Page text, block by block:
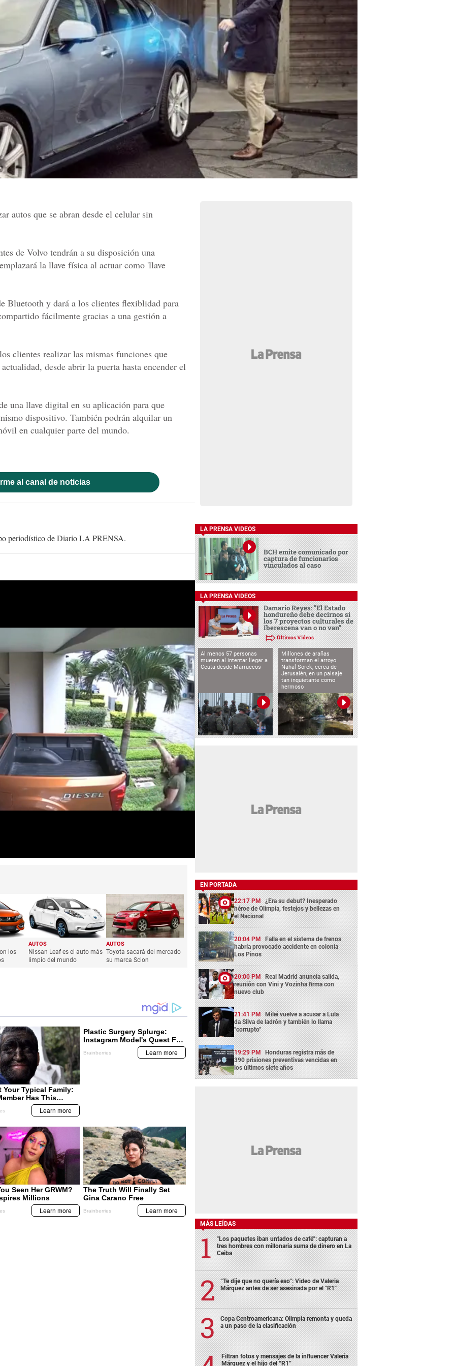
autos que se abran desde el celular sin
de Volvo tendrán a su disposición una
la llave física al actuar como 'llave
Bluetooth y dará a los clientes flexiblidad para
fácilmente gracias a una gestión a
clientes realizar las mismas funciones que
desde abrir la puerta hasta encender el
una llave digital en su aplicación para que
dispositivo. También podrán alquilar un
en cualquier parte del mundo.
al canal de noticias
periodístico de Diario LA PRENSA.
los
AUTOS
Nissan Leaf es el auto más
limpio del mundo
AUTOS
Toyota sacará del mercado
su marca Scion
LA PRENSA VIDEOS
BCH emite comunicado por
captura de funcionarios
vinculados al caso
LA PRENSA VIDEOS
Damario Reyes: "El Estado
hondureño debe decirnos si
los 7 proyectos culturales de
Iberescena van o no van"
Últimos Videos
Al menos 57 personas
mueren al intentar llegar a
Ceuta desde Marruecos
Millones de arañas
transforman el arroyo
Nahal Sorek, cerca de
Jerusalén, en un paisaje
tan inquietante como
hermoso
EN PORTADA
22:17 PM ¿Era su debut? Inesperado
héroe de Olimpia, festejos y bellezas en
el Nacional
20:04 PM Falla en el sistema de frenos
habría provocado accidente en colonia
Los Pinos
20:00 PM Real Madrid anuncia salida,
reunión con Vini y Vozinha firma con
nuevo club
21:41 PM Milei vuelve a acusar a Lula
da Silva de ladrón y también lo llama
"corrupto"
19:29 PM Honduras registra más de
390 prisiones preventivas vencidas en
los últimos siete años
MÁS LEÍDAS
"Los paquetes iban untados de café": capturan a
tres hombres con millonaria suma de dinero en La
Ceiba
“Te dije que no quería eso”: Video de Valeria
Márquez antes de ser asesinada por el "R1"
Copa Centroamericana: Olimpia remonta y queda
a un paso de la clasificación
Filtran fotos y mensajes de la influencer Valeria
Márquez y el hijo del “R1”